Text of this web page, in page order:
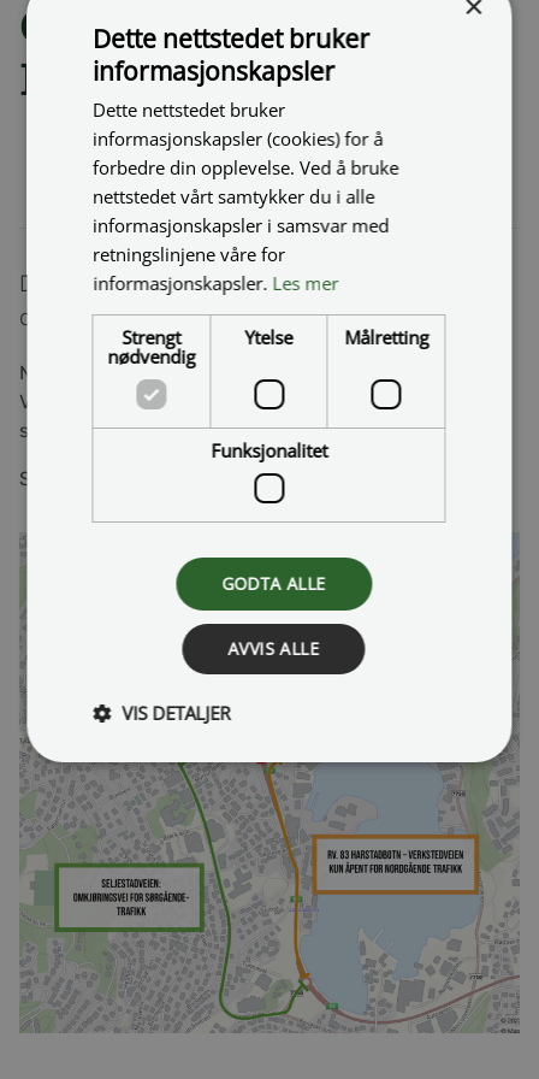
Omkjøring rv. 83
Harstadbotn – Seljestad
STARTTID:
07.02.2024 08:00
BEREGNET SLUTTID:
03.02.2024 23:59
Det er omkjøring på rv. 83 mellom Harstadbotn
og Seljestad.
Nordgående trafikk kan kjøre rv. 83 nord til
Verkstedveien, derfra med omkjøring om Sjøkanten
senter.
Sørgående trafikk må kjøre Seljestadveien.
Dette nettstedet bruker
informasjonskapsler
Dette nettstedet bruker
informasjonskapsler (cookies) for å
forbedre din opplevelse. Ved å bruke
nettstedet vårt samtykker du i alle
informasjonskapsler i samsvar med
retningslinjene våre for
informasjonskapsler. Les mer
Strengt
nødvendig
Ytelse Målretting
Funksjonalitet
GODTA ALLE
AVVIS ALLE
VIS DETALJER